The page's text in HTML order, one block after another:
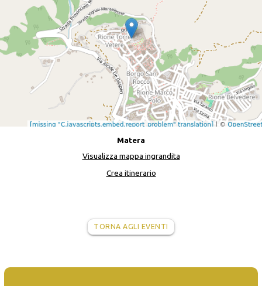
Matera
Visualizza mappa ingrandita
Crea itinerario
TORNA AGLI EVENTI